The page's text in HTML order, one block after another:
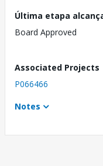
Última etapa
Board Approved
Associated Projects
P066466
Notes